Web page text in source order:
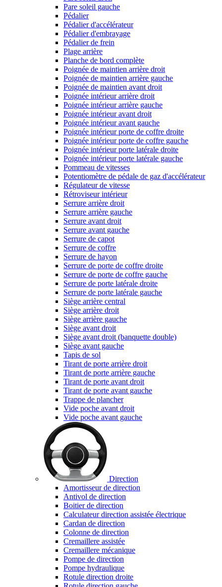
Pare soleil gauche
Pédalier
Pédalier d'accélérateur
Pédalier d'embrayage
Pédalier de frein
Plage arrière
Planche de bord complète
Poignée de maintien arrière droit
Poignée de maintien arrière gauche
Poignée de maintien avant droit
Poignée intérieur arrière droit
Poignée intérieur arrière gauche
Poignée intérieur avant droit
Poignée intérieur avant gauche
Poignée intérieur porte de coffre droite
Poignée intérieur porte de coffre gauche
Poignée intérieur porte latérale droite
Poignée intérieur porte latérale gauche
Pommeau de vitesses
Potentiomètre de pédale de gaz d'accélérateur
Régulateur de vitesse
Rétroviseur intérieur
Serrure arrière droit
Serrure arrière gauche
Serrure avant droit
Serrure avant gauche
Serrure de capot
Serrure de coffre
Serrure de hayon
Serrure de porte de coffre droite
Serrure de porte de coffre gauche
Serrure de porte latérale droite
Serrure de porte latérale gauche
Siège arrière central
Siège arrière droit
Siège arrière gauche
Siège avant droit
Siège avant droit (banquette double)
Siège avant gauche
Tapis de sol
Tirant de porte arrière droit
Tirant de porte arrière gauche
Tirant de porte avant droit
Tirant de porte avant gauche
Trappe de plancher
Vide poche avant droit
Vide poche avant gauche
Direction
Amortisseur de direction
Antivol de direction
Boitier de direction
Calculateur direction assistée électrique
Cardan de direction
Colonne de direction
Cremaillere assistée
Cremaillere mécanique
Pompe de direction
Pompe hydraulique
Rotule direction droite